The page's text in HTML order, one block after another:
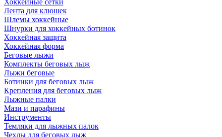
Хоккейные сетки
Лента для клюшек
Шлемы хоккейные
Шнурки для хоккейных ботинок
Хоккейная защита
Хоккейная форма
Беговые лыжи
Комплекты беговых лыж
Лыжи беговые
Ботинки для беговых лыж
Крепления для беговых лыж
Лыжные палки
Мази и парафины
Инструменты
Темляки для лыжных палок
Чехлы для беговых лыж